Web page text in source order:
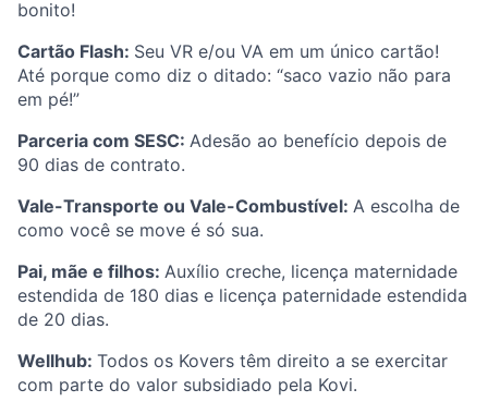
bonito!
Cartão Flash: Seu VR e/ou VA em um único cartão!
Até porque como diz o ditado: “saco vazio não para
em pé!”
Parceria com SESC: Adesão ao benefício depois de
90 dias de contrato.
Vale-Transporte ou Vale-Combustível: A escolha de
como você se move é só sua.
Pai, mãe e filhos: Auxílio creche, licença maternidade
estendida de 180 dias e licença paternidade estendida
de 20 dias.
Wellhub: Todos os Kovers têm direito a se exercitar
com parte do valor subsidiado pela Kovi.